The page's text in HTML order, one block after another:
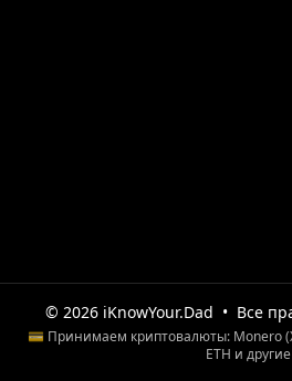
© 2026 iKnowYour.Dad • Все
💳 Принимаем криптовалюты: Monero
ETH и другие